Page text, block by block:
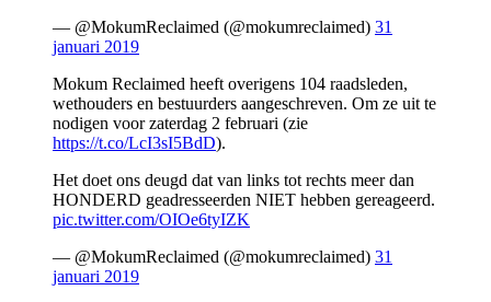
— @MokumReclaimed (@mokumreclaimed) 31
januari 2019
Mokum Reclaimed heeft overigens 104 raadsleden,
wethouders en bestuurders aangeschreven. Om ze uit te
nodigen voor zaterdag 2 februari (zie
https://t.co/LcI3sI5BdD).
Het doet ons deugd dat van links tot rechts meer dan
HONDERD geadresseerden NIET hebben gereageerd.
pic.twitter.com/OIOe6tyIZK
— @MokumReclaimed (@mokumreclaimed) 31
januari 2019